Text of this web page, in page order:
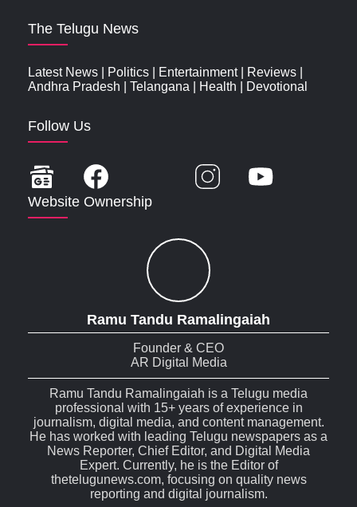
The Telugu News
Latest News Politics Entertainment| Reviews
Andhra Pradesh
Telangana Health Devotional
Follow Us
Website Ownership
Ramu Tandu Ramalingaiah
Founder & CEO
AR Digital Media
Ramu Tandu Ramalingaiah is a Telugu media
professional with 15+ years of experience in
journalism, digital media, and content management.
He has worked with leading Telugu newspapers as a
News Reporter, Chief Editor, and Digital Media
Expert. Currently, he is the Editor of
thetelugunews.com, focusing on quality news
reporting and digital journalism.